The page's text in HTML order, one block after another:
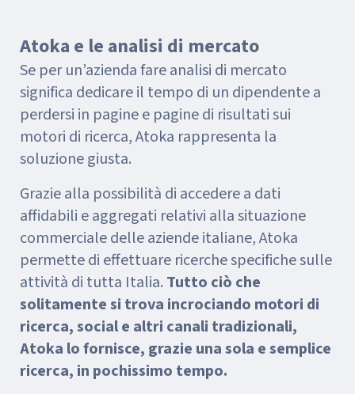
Atoka e le analisi di mercato
Se per un’azienda fare analisi di mercato
significa dedicare il tempo di un dipendente a
perdersi in pagine e pagine di risultati sui
motori di ricerca, Atoka rappresenta la
soluzione giusta.
Grazie alla possibilità di accedere a dati
affidabili e aggregati relativi alla situazione
commerciale delle aziende italiane, Atoka
permette di effettuare ricerche specifiche sulle
attività di tutta Italia. Tutto ciò che
solitamente si trova incrociando motori di
ricerca, social e altri canali tradizionali,
Atoka lo fornisce, grazie una sola e semplice
ricerca, in pochissimo tempo.